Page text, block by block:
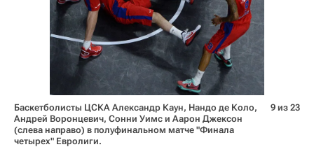
Баскетболисты ЦСКА Александр Каун, Нандо де Коло,
Андрей Воронцевич, Сонни Уимс и Аарон Джексон
(слева направо) в полуфинальном матче "Финала
четырех" Евролиги.
9 из 23